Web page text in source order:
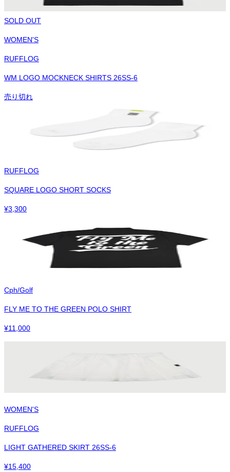
SOLD OUT
WOMEN'S
RUFFLOG
WM LOGO MOCKNECK SHIRTS 26SS-6
売り切れ
RUFFLOG
SQUARE LOGO SHORT SOCKS
¥3,300
Cph/Golf
FLY ME TO THE GREEN POLO SHIRT
¥11,000
WOMEN'S
RUFFLOG
LIGHT GATHERED SKIRT 26SS-6
¥15,400